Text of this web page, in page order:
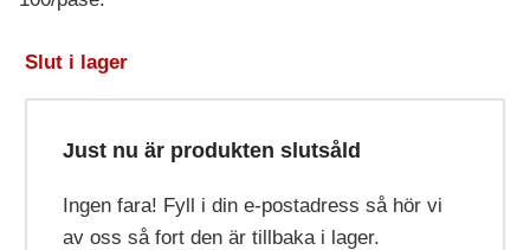
Slut i lager
Just nu är produkten slutsåld
Ingen fara! Fyll i din e-postadress så hör vi
av oss så fort den är tillbaka i lager.